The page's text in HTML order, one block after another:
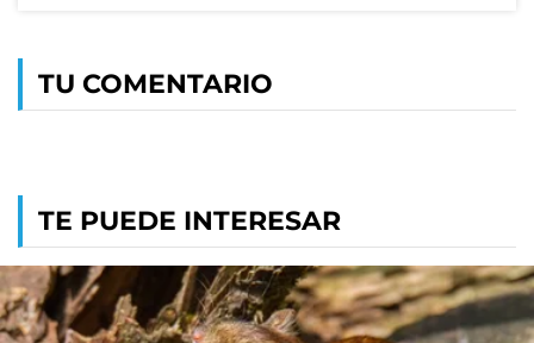
TU COMENTARIO
TE PUEDE INTERESAR